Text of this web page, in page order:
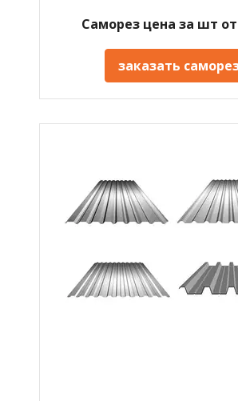
Саморез цена за шт от
заказать